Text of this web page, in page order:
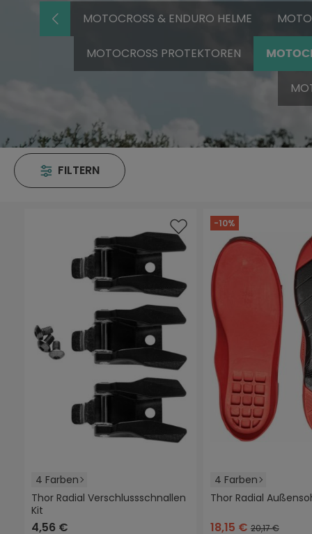
MOTOCROSS & ENDURO HELME
MOTOCROSS PROTEKTOREN
FILTERN
4 Farben
schwarz
Thor Radial Verschlussschnallen
Kit
4,56 €
-10%
4 Farben
schwarz
Thor Radial
18,15 € 20,17 €